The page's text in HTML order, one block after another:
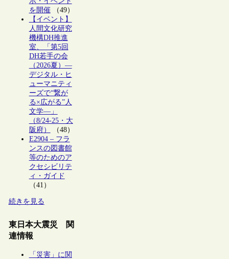
を開催（49）
【イベント】
人間文化研究
機構DH推進
室、「第5回
DH若手の会
（2026夏）―
デジタル・ヒ
ューマニティ
ーズで“繋が
る×広がる”人
文学―」
（8/24-25・大
阪府）
（48）
E2904 – フラ
ンスの図書館
等のためのア
クセシビリテ
ィ・ガイド
（41）
続きを見る
東日本大震災 関
連情報
「災害」に関